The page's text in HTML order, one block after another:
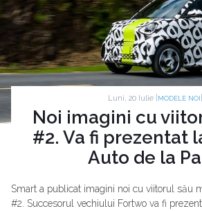
Luni, 20 Iulie | MODELE NOI
Noi imagini cu
#2. Va fi prezentat
Auto de la
Smart a publicat imagini noi cu viitorul său
#2. Succesorul vechiului Fortwo va fi